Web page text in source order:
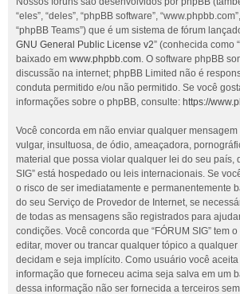
“eles”, “deles”, “phpBB software”,
“phpBB Teams”) que é um sistema de fórum
GNU General Public License v2” (conhecida como
baixado em www.phpbb.com. O software phpBB
discussão na internet; phpBB Limited não é
conduta permitido e/ou não permitido. Se você
informações sobre o phpBB, consulte: https://
Você concorda em não enviar qualquer
vulgar, insultuosa, de ódio, ameaçadora,
material que possa violar qualquer lei do seu país,
SIG” está hospedado ou leis internacionais. Se
o risco de ser imediatamente e permanentemente
do seu Serviço de Provedor de Internet, se
de todas as mensagens são registrados para
condições. Você concorda que “FÓRUM SIG” tem
editar, mover ou trancar qualquer tópico a
decidam e seja implícito. Como usuário você
informação que forneceu acima seja salva em um
dessa informação não ser fornecida a terceiros